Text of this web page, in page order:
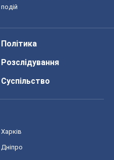
подій
Політика
Розслідування
Суспільство
Харків
Дніпро